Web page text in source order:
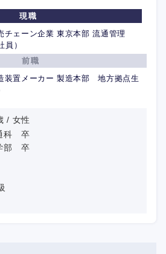
現職
チェーン企業 東京本部 流通管理
）
前職
装置メーカー 製造本部 地方拠点生
/ 女性
科 卒
部 卒